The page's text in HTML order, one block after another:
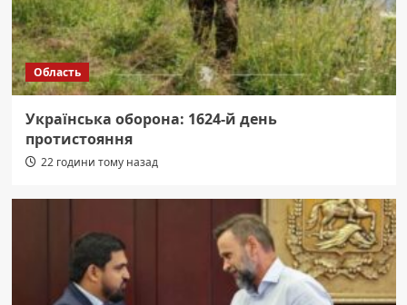
Область
Українська оборона: 1624-й день
протистояння
22 години тому назад